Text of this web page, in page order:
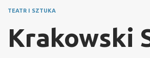
TEATR I SZTUKA
Krakowski